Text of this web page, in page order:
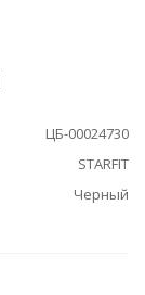
ЦБ-00024730
STARFIT
Черный